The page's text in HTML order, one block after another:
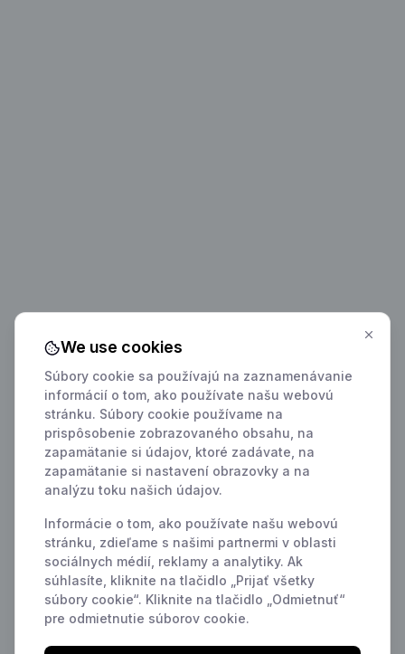
We use cookies
Súbory cookie sa používajú na zaznamenávanie
informácií o tom, ako používate našu webovú
stránku. Súbory cookie používame na
prispôsobenie zobrazovaného obsahu, na
zapamätanie si údajov, ktoré zadávate, na
zapamätanie si nastavení obrazovky a na
analýzu toku našich údajov.
Informácie o tom, ako používate našu webovú
stránku, zdieľame s našimi partnermi v oblasti
sociálnych médií, reklamy a analytiky. Ak
súhlasíte, kliknite na tlačidlo „Prijať všetky
súbory cookie“. Kliknite na tlačidlo „Odmietnuť“
pre odmietnutie súborov cookie.